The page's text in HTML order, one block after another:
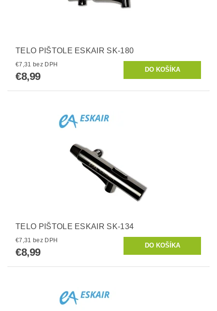
TELO PIŠTOLE ESKAIR SK-180
€7,31 bez DPH
€8,99
TELO PIŠTOLE ESKAIR SK-134
€7,31 bez DPH
€8,99